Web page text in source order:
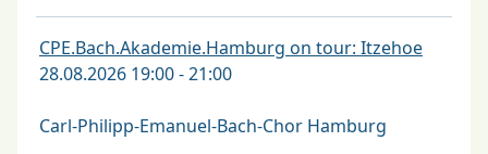
CPE.Bach.Akademie.Hamburg on tour: Itzehoe
28.08.2026 19:00 - 21:00
Carl-Philipp-Emanuel-Bach-Chor Hamburg